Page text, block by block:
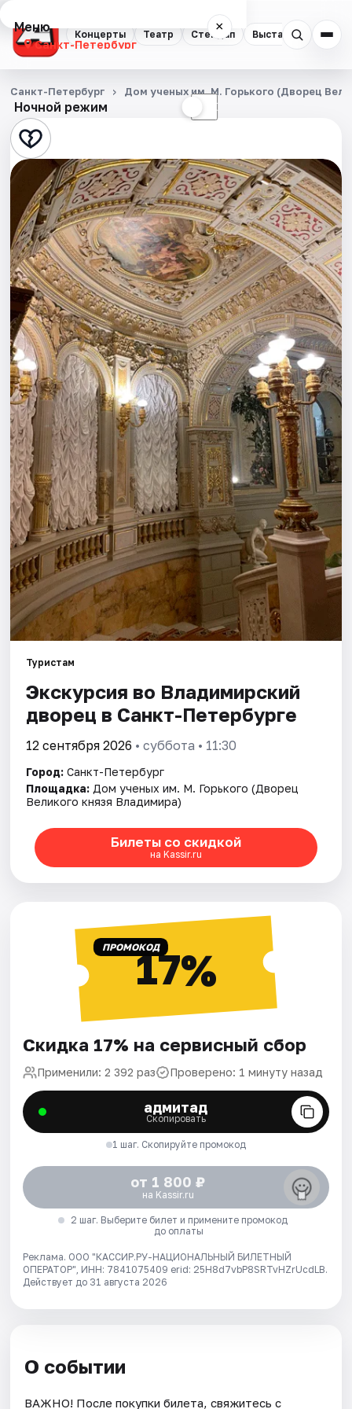
Концерты Театр Стендап Выставки
Меню ×
Санкт-Петербург
Концерты
Театр
Стендап
Выставки
Квесты
Экскурсии
Спорт
События
Города
Площадки
Артисты
Рейтинги
Ночной режим ☾
Санкт-Петербург Дом ученых им. М. Горького (Дворец
Туристам
Экскурсия во Владимирский
дворец в Санкт-Петербурге
12 сентября 2026 • суббота • 11:30
Город: Санкт-Петербург
Площадка: Дом ученых им. М. Горького (Дворец
Великого князя Владимира)
Билеты со скидкой
на Kassir.ru
ПРОМОКОД17%
Скидка 17% на сервисный сбор
Применили: 2 392 раз Проверено: 1 минуту назад
адмитад
Скопировать
1 шаг. Скопируйте промокод
от 1 800 ₽
на Kassir.ru
2 шаг. Выберите билет и примените промокод
до оплаты
Реклама. ООО "КАССИР.РУ-НАЦИОНАЛЬНЫЙ БИЛЕТНЫЙ
ОПЕРАТОР", ИНН: 7841075409 erid: 25H8d7vbP8SRTvHZrUcdLB.
Действует до 31 августа 2026
О событии
ВАЖНО! После покупки билета, свяжитесь с